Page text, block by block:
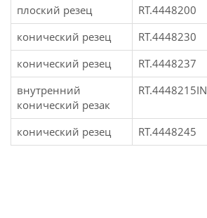
плоский резец
RT.4448200
конический резец
RT.4448230
конический резец
RT.4448237
внутренний
конический резак
RT.4448215IN
конический резец RT.4448245